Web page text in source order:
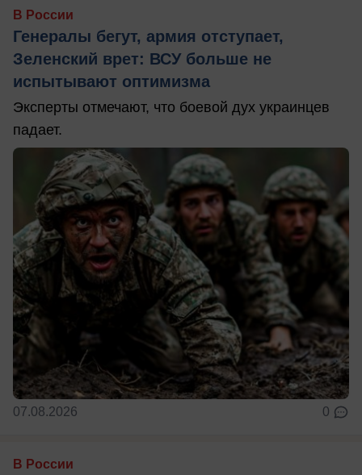
В России
Генералы бегут, армия отступает,
Зеленский врет: ВСУ больше не
испытывают оптимизма
Эксперты отмечают, что боевой дух украинцев
падает.
07.08.2026 0
В России